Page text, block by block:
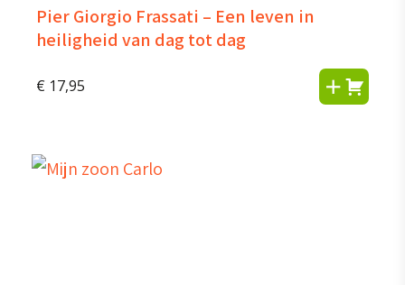
Pier Giorgio Frassati – Een leven in
heiligheid van dag tot dag
€ 17,95